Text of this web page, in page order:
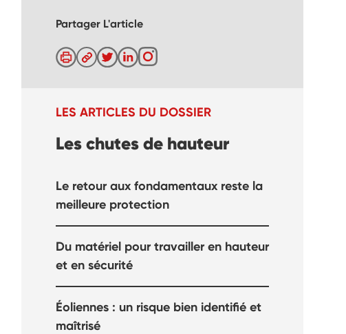
Partager L'article
LES ARTICLES DU DOSSIER
Les chutes de hauteur
Le retour aux fondamentaux reste la
meilleure protection
Du matériel pour travailler en hauteur
et en sécurité
Éoliennes : un risque bien identifié et
maîtrisé